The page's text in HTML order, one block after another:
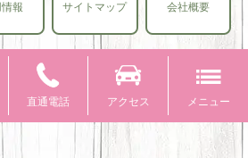
報 サイトマップ 会社概要
直通電話 アクセス メニュー